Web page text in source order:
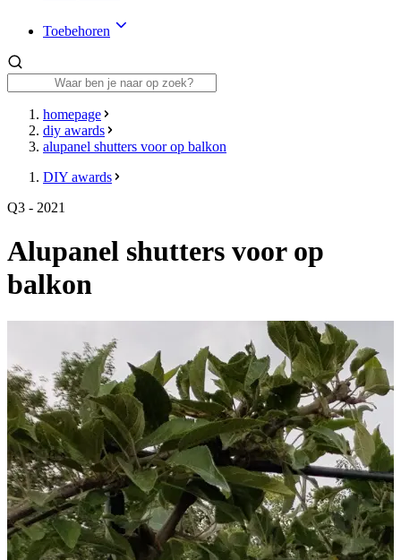
Toebehoren
homepage
diy awards
alupanel shutters voor op balkon
DIY awards
Q3 - 2021
Alupanel shutters voor op
balkon